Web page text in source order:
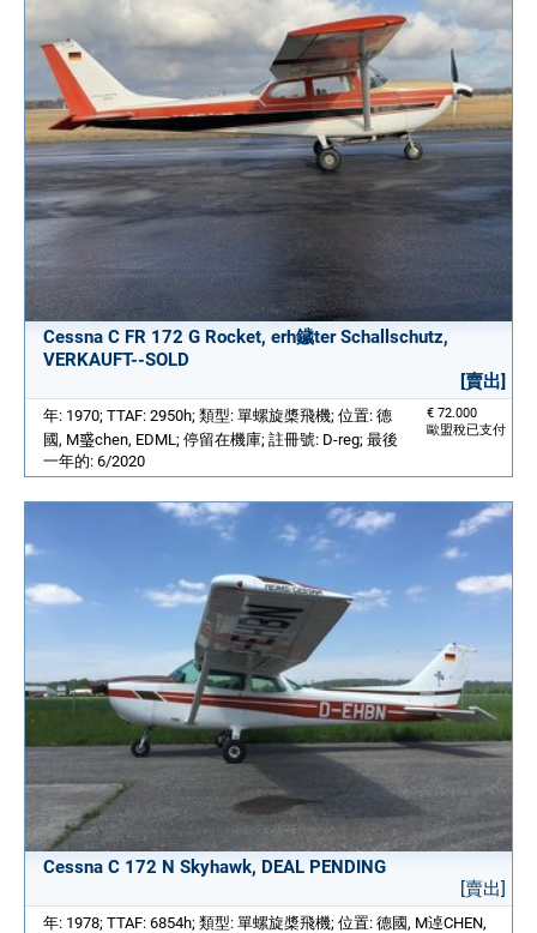
Cessna C FR 172 G Rocket, erh鐬ter Schallschutz,
VERKAUFT--SOLD
[賣出]
€ 72.000
歐盟稅已支付
年: 1970; TTAF: 2950h; 類型: 單螺旋槳飛機; 位置: 德
國, M𤦂chen, EDML; 停留在機庫; 註冊號: D-reg; 最後
一年的: 6/2020
Cessna C 172 N Skyhawk, DEAL PENDING
[賣出]
年: 1978; TTAF: 6854h; 類型: 單螺旋槳飛機; 位置: 德國, M逴CHEN,